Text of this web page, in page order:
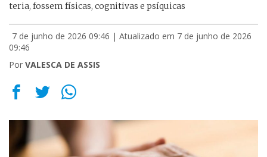
teria, fossem físicas, cognitivas e psíquicas
7 de junho de 2026 09:46 | Atualizado em 7 de junho de 2026
09:46
Por VALESCA DE ASSIS